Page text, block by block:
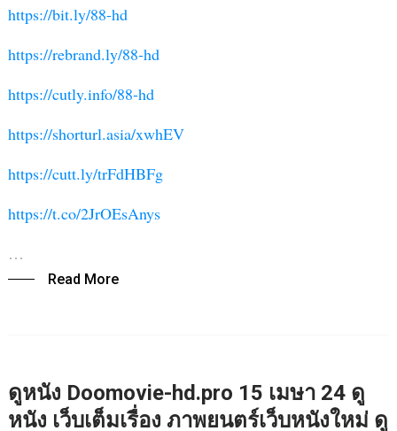
https://bit.ly/88-hd
https://rebrand.ly/88-hd
https://cutly.info/88-hd
https://shorturl.asia/xwhEV
https://cutt.ly/trFdHBFg
https://t.co/2JrOEsAnys
…
Read More
ดูหนัง Doomovie-hd.pro 15 เมษา 24 ดู
หนัง เว็บเต็มเรื่อง ภาพยนตร์เว็บหนังใหม่ ดู